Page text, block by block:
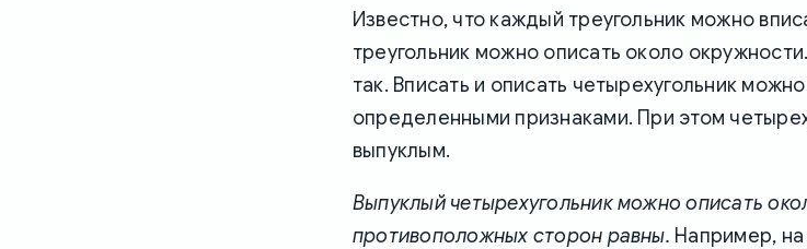
Известно, что каждый треугольник можно
треугольник можно описать около
так. Вписать и описать четырехугольник
определенными признаками. При этом
выпуклым.
Выпуклый четырехугольник можно описать
противоположных сторон равны. Например,